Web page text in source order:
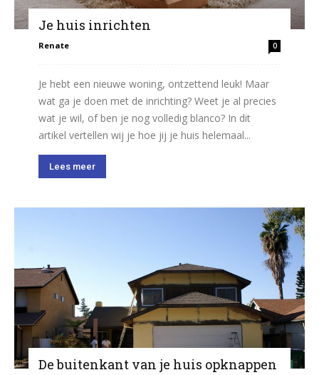
Je huis inrichten
Renate 0
Je hebt een nieuwe woning, ontzettend leuk! Maar
wat ga je doen met de inrichting? Weet je al precies
wat je wil, of ben je nog volledig blanco? In dit
artikel vertellen wij je hoe jij je huis helemaal...
Lees meer
De buitenkant van je huis opknappen